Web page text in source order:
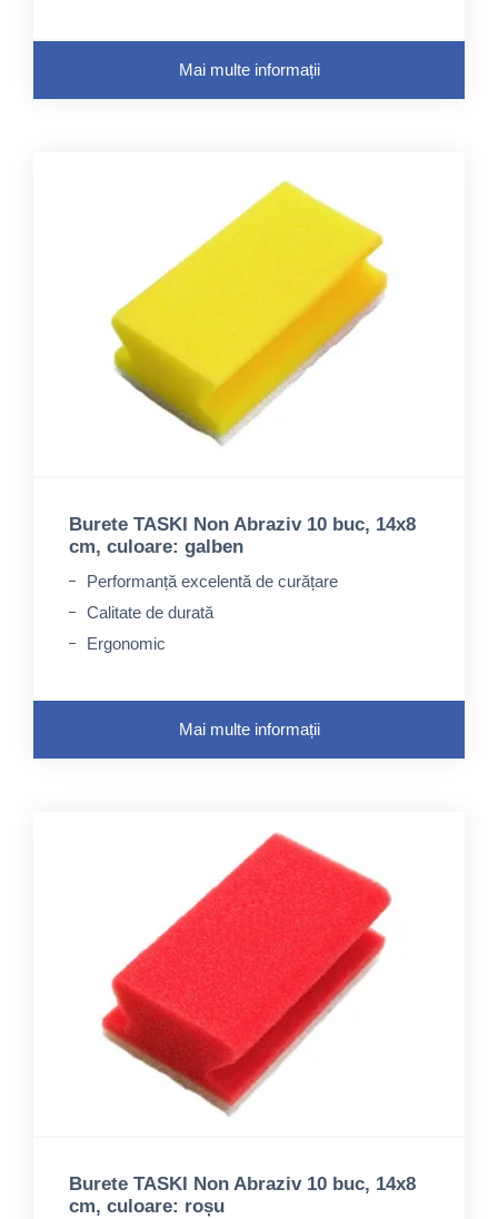
Mai multe informații
Burete TASKI Non Abraziv 10 buc, 14x8
cm, culoare: galben
Performanță excelentă de curățare
Calitate de durată
Ergonomic
Mai multe informații
Burete TASKI Non Abraziv 10 buc, 14x8
cm, culoare: roșu